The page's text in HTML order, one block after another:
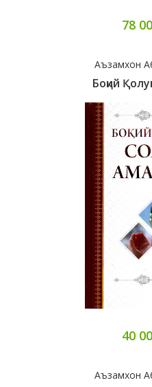
78
Аъзамхон
Боқий
40
Аъзамхон